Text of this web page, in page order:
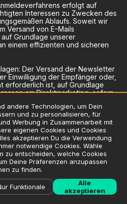
erfolgt auf
Interessen zu Zwecken des
Ablaufs. Soweit wir
Versand von E-Mails
Grundlage unserer
einem effizienten und sicheren
Der Versand der Newsletter
Einwilligung der Empfänger oder,
erforderlich ist, auf Grundlage
am Direktmarketing, sofern
erlaubt ist. Soweit wir einen
von E-Mails beauftragen,
unserer berechtigten
wird auf der
Interessen aufgezeichnet,
in Übereinstimmung mit dem
unseren Leistungen, Aktionen
enthalten einen sogenannte
andere Technologien, um Dein
und zu personalisieren, für
Werbung in Zusammenarbeit mit
eigenen Cookies und Cookies
akzeptieren Du die Verwendung
notwendige Cookies. Wähle
zu entscheiden, welche Cookies
Deine Präferenzen anzupassen
zu finden.
Funktionale
Alle
akzeptieren